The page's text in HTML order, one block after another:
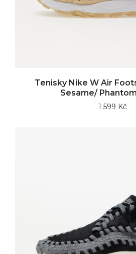
Tenisky Nike W Air
Sesame/
1 599 Kč